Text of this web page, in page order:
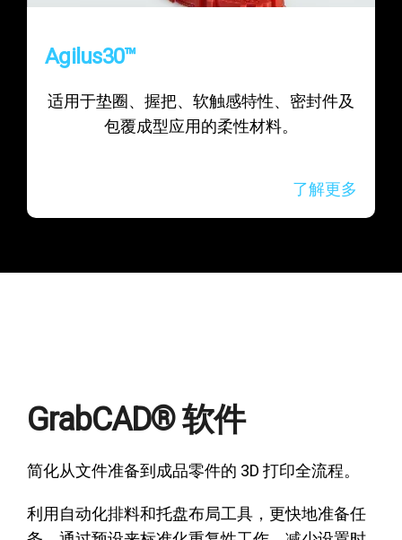
Agilus30™
适用于垫圈、握把、软触感特性、密封件及
包覆成型应用的柔性材料。
了解更多
GrabCAD® 软件
简化从文件准备到成品零件的 3D 打印全流程。
利用自动化排料和托盘布局工具，更快地准备任